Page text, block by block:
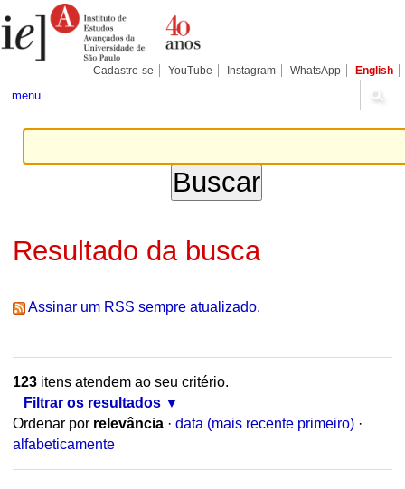
para
conteúdo.
Pessoais
Cadastre-se YouTube Instagram WhatsApp English
menu
Resultado da busca
Assinar um RSS sempre atualizado.
123itens atendem ao seu critério.
Filtrar os resultados
Ordenar por relevância · data (mais recente primeiro) ·
alfabeticamente